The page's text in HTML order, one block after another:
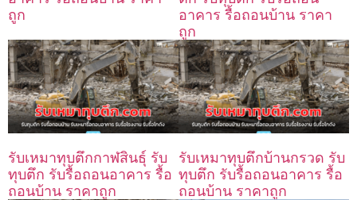
ถูก
อาคาร รื้อถอนบ้าน ราคา
ถูก
รับเหมาทุบตึกกาฬสินธุ์ รับ
ทุบตึก รับรื้อถอนอาคาร รื้อ
ถอนบ้าน ราคาถูก
รับเหมาทุบตึกบ้านกรวด รับ
ทุบตึก รับรื้อถอนอาคาร รื้อ
ถอนบ้าน ราคาถูก